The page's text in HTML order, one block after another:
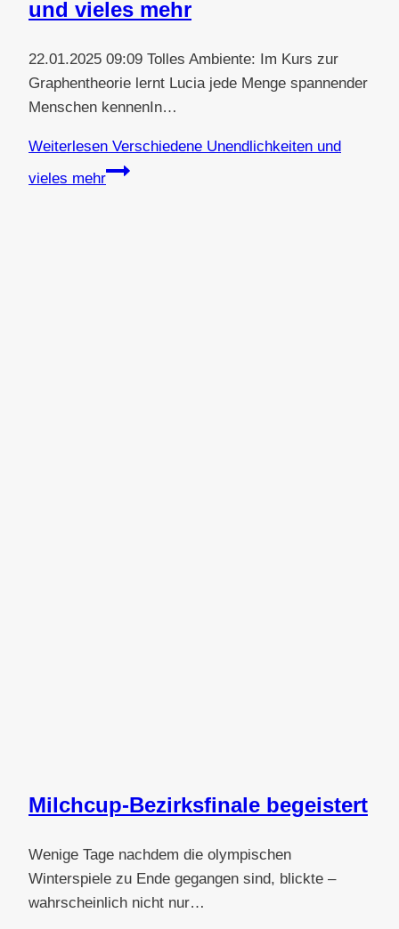
und vieles mehr
22.01.2025 09:09 Tolles Ambiente: Im Kurs zur
Graphentheorie lernt Lucia jede Menge spannender
Menschen kennenIn…
Weiterlesen Verschiedene Unendlichkeiten und
vieles mehr
Milchcup-Bezirksfinale begeistert
Wenige Tage nachdem die olympischen
Winterspiele zu Ende gegangen sind, blickte –
wahrscheinlich nicht nur…